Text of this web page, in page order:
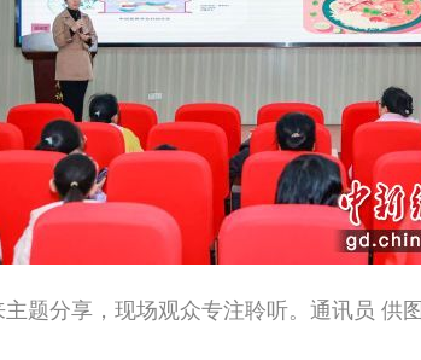
题分享，现场观众专注聆听。通讯员 供图